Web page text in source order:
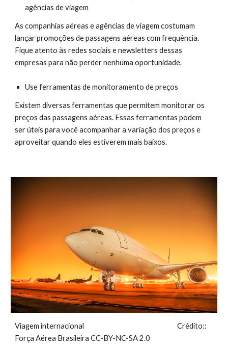
agências de viagem
As companhias aéreas e agências de viagem costumam
lançar promoções de passagens aéreas com frequência.
Fique atento às redes sociais e newsletters dessas
empresas para não perder nenhuma oportunidade.
Use ferramentas de monitoramento de preços
Existem diversas ferramentas que permitem monitorar os
preços das passagens aéreas. Essas ferramentas podem
ser úteis para você acompanhar a variação dos preços e
aproveitar quando eles estiverem mais baixos.
Viagem internacional Crédito::
Força Aérea Brasileira CC-BY-NC-SA 2.0